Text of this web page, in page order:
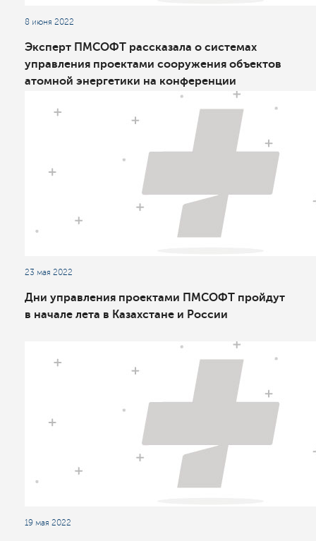
8 июня 2022
Эксперт ПМСОФТ рассказала о системах
управления проектами сооружения объектов
атомной энергетики на конференции
23 мая 2022
Дни управления проектами ПМСОФТ пройдут
в начале лета в Казахстане и России
19 мая 2022